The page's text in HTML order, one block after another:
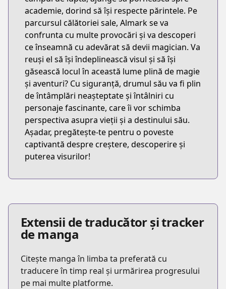
academie, dorind să își respecte părintele. Pe
parcursul călătoriei sale, Almark se va
confrunta cu multe provocări și va descoperi
ce înseamnă cu adevărat să devii magician. Va
reuși el să își îndeplinească visul și să își
găsească locul în această lume plină de magie
și aventuri? Cu siguranță, drumul său va fi plin
de întâmplări neașteptate și întâlniri cu
personaje fascinante, care îi vor schimba
perspectiva asupra vieții și a destinului său.
Așadar, pregătește-te pentru o poveste
captivantă despre creștere, descoperire și
puterea visurilor!
Extensii de traducător și tracker
de manga
Citește manga în limba ta preferată cu
traducere în timp real și urmărirea progresului
pe mai multe platforme.